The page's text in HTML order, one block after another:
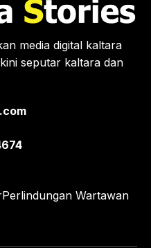
media digital kaltara
seputar kaltara dan
Perlindungan Wartawan